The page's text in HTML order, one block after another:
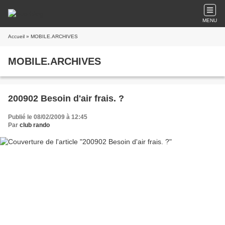
MENU
Accueil » MOBILE.ARCHIVES
MOBILE.ARCHIVES
200902 Besoin d'air frais. ?
Publié le 08/02/2009 à 12:45
Par club rando